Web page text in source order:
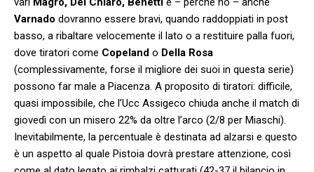
Varnado dovranno essere bravi, quando raddoppiati in post
basso, a ribaltare velocemente il lato o a restituire palla fuori,
dove tiratori come Copeland o Della Rosa
(complessivamente, forse il migliore dei suoi in questa serie)
possono far male a Piacenza. A proposito di tiratori: difficile,
quasi impossibile, che l’Ucc Assigeco chiuda anche il match di
giovedì con un misero 22% da oltre l’arco (2/8 per Miaschi).
Inevitabilmente, la percentuale è destinata ad alzarsi e questo
è un aspetto al quale Pistoia dovrà prestare attenzione, così